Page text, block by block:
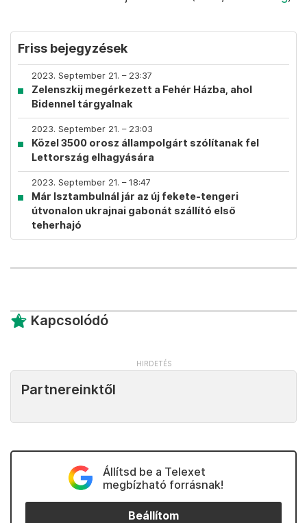
Friss bejegyzések
2023. September 21. – 23:37
Zelenszkij megérkezett a Fehér Házba, ahol
Bidennel tárgyalnak
2023. September 21. – 23:03
Közel 3500 orosz állampolgárt szólítanak fel
Lettország elhagyására
2023. September 21. – 18:47
Már Isztambulnál jár az új fekete-tengeri
útvonalon ukrajnai gabonát szállító első
teherhajó
Kapcsolódó
Partnereinktől
Állítsd be a Telexet
megbízható forrásnak!
Beállítom